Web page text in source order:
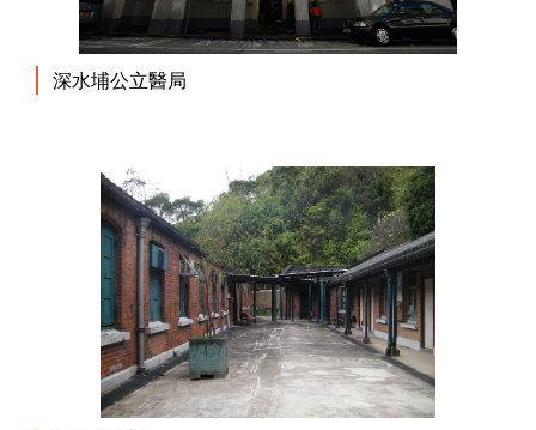
深水埔公立醫局